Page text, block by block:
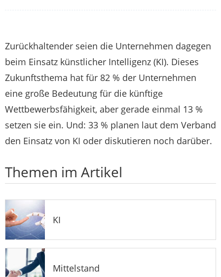
Zurückhaltender seien die Unternehmen dagegen
beim Einsatz künstlicher Intelligenz (KI). Dieses
Zukunftsthema hat für 82 % der Unternehmen
eine große Bedeutung für die künftige
Wettbewerbsfähigkeit, aber gerade einmal 13 %
setzen sie ein. Und: 33 % planen laut dem Verband
den Einsatz von KI oder diskutieren noch darüber.
Themen im Artikel
KI
Mittelstand